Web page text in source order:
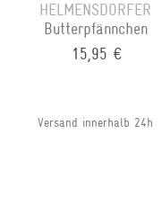
HELMENSDORFER
Butterpfännchen
15,95 €
Versand innerhalb 24h